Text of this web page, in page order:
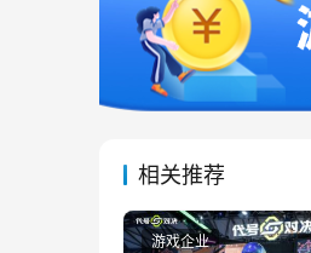
相关推荐
游戏企业